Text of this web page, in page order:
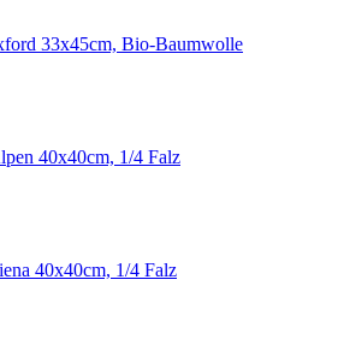
33x45cm, Bio-Baumwolle
40x40cm, 1/4 Falz
40x40cm, 1/4 Falz